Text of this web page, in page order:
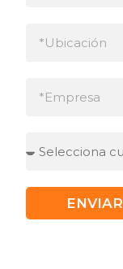
ENVIAR